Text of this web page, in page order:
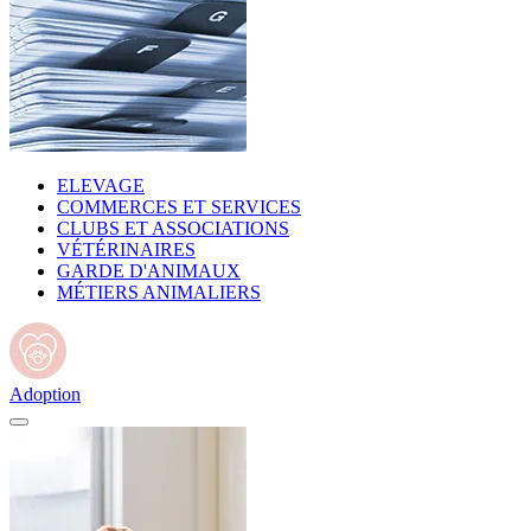
ELEVAGE
COMMERCES ET SERVICES
CLUBS ET ASSOCIATIONS
VÉTÉRINAIRES
GARDE D'ANIMAUX
MÉTIERS ANIMALIERS
Adoption